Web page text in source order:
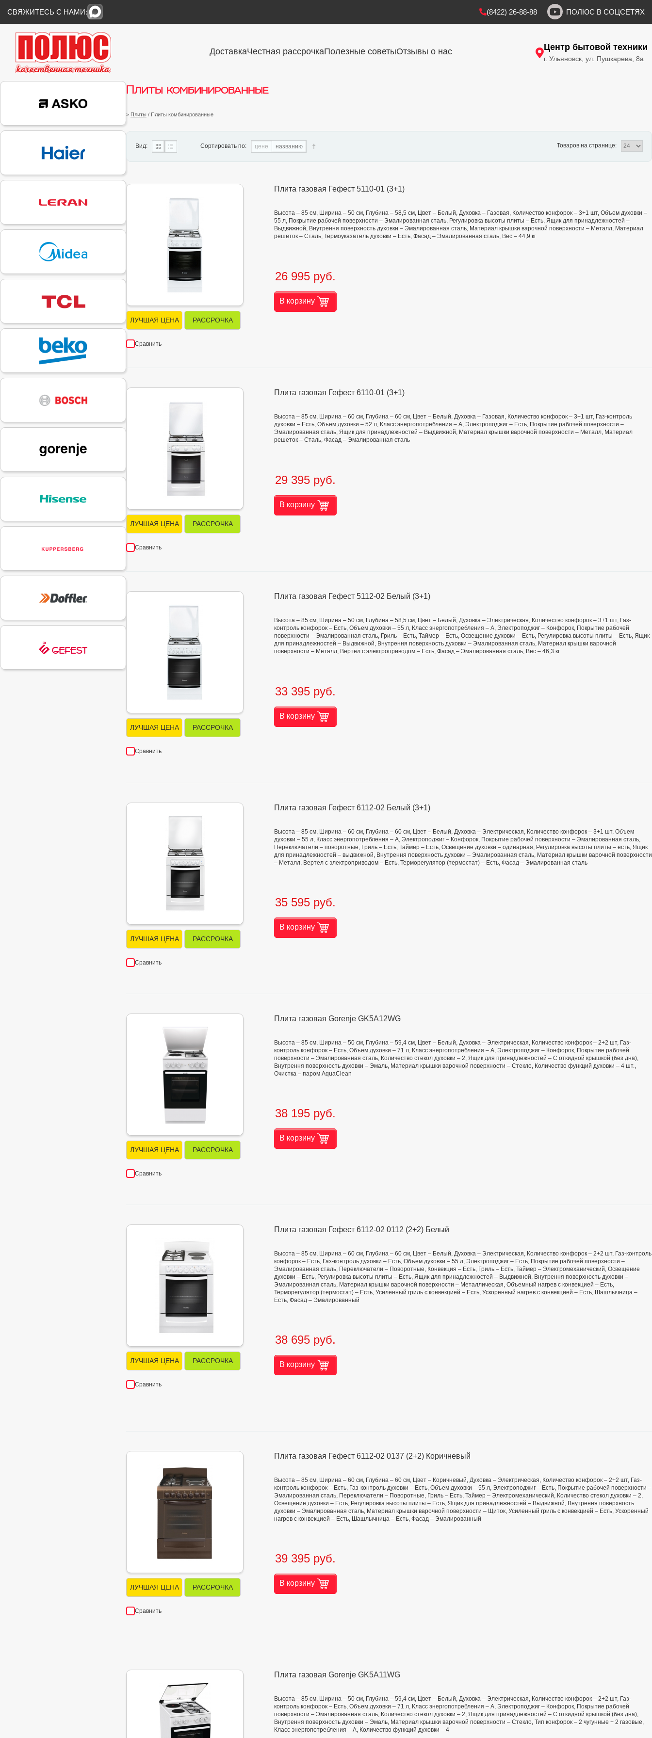
СВЯЖИТЕСЬ С НАМИ: (8422) 26-88-88 ПОЛЮС В СОЦСЕТЯХ
ДоставкаЧестная рассрочкаПолезные советыОтзывы о нас Центр бытовой техники
г. Ульяновск, ул. Пушкарева, 8а
Плиты комбинированные
> Плиты / Плиты комбинированные
Вид: Сортировать по: цене названию Товаров на странице:
ЛУЧШАЯ ЦЕНА РАССРОЧКА
Сравнить
Плита газовая Гефест 5110-01 (3+1)
Высота – 85 см, Ширина – 50 см, Глубина – 58,5 см, Цвет – Белый, Духовка – Газовая, Количество конфорок – 3+1 шт, Объем духовки –
55 л, Покрытие рабочей поверхности – Эмалированная сталь, Регулировка высоты плиты – Есть, Ящик для принадлежностей –
Выдвижной, Внутрення поверхность духовки – Эмалированная сталь, Материал крышки варочной поверхности – Металл, Материал
решеток – Сталь, Термоуказатель духовки – Есть, Фасад – Эмалированная сталь, Вес – 44,9 кг
26 995 руб.
В корзину
ЛУЧШАЯ ЦЕНА РАССРОЧКА
Сравнить
Плита газовая Гефест 6110-01 (3+1)
Высота – 85 см, Ширина – 60 см, Глубина – 60 см, Цвет – Белый, Духовка – Газовая, Количество конфорок – 3+1 шт, Газ-контроль
духовки – Есть, Объем духовки – 52 л, Класс энергопотребления – А, Электроподжиг – Есть, Покрытие рабочей поверхности –
Эмалированная сталь, Ящик для принадлежностей – Выдвижной, Материал крышки варочной поверхности – Металл, Материал
решеток – Сталь, Фасад – Эмалированная сталь
29 395 руб.
В корзину
ЛУЧШАЯ ЦЕНА РАССРОЧКА
Сравнить
Плита газовая Гефест 5112-02 Белый (3+1)
Высота – 85 см, Ширина – 50 см, Глубина – 58,5 см, Цвет – Белый, Духовка – Электрическая, Количество конфорок – 3+1 шт, Газ-
контроль конфорок – Есть, Объем духовки – 55 л, Класс энергопотребления – А, Электроподжиг – Конфорок, Покрытие рабочей
поверхности – Эмалированная сталь, Гриль – Есть, Таймер – Есть, Освещение духовки – Есть, Регулировка высоты плиты – Есть, Ящик
для принадлежностей – Выдвижной, Внутрення поверхность духовки – Эмалированная сталь, Материал крышки варочной
поверхности – Металл, Вертел с электроприводом – Есть, Фасад – Эмалированная сталь, Вес – 46,3 кг
33 395 руб.
В корзину
ЛУЧШАЯ ЦЕНА РАССРОЧКА
Сравнить
Плита газовая Гефест 6112-02 Белый (3+1)
Высота – 85 см, Ширина – 60 см, Глубина – 60 см, Цвет – Белый, Духовка – Электрическая, Количество конфорок – 3+1 шт, Объем
духовки – 55 л, Класс энергопотребления – А, Электроподжиг – Конфорок, Покрытие рабочей поверхности – Эмалированная сталь,
Переключатели – поворотные, Гриль – Есть, Таймер – Есть, Освещение духовки – одинарная, Регулировка высоты плиты – есть, Ящик
для принадлежностей – выдвижной, Внутрення поверхность духовки – Эмалированная сталь, Материал крышки варочной поверхности
– Металл, Вертел с электроприводом – Есть, Терморегулятор (термостат) – Есть, Фасад – Эмалированная сталь
35 595 руб.
В корзину
ЛУЧШАЯ ЦЕНА РАССРОЧКА
Сравнить
Плита газовая Gorenje GK5A12WG
Высота – 85 см, Ширина – 50 см, Глубина – 59,4 см, Цвет – Белый, Духовка – Электрическая, Количество конфорок – 2+2 шт, Газ-
контроль конфорок – Есть, Объем духовки – 71 л, Класс энергопотребления – А, Электроподжиг – Конфорок, Покрытие рабочей
поверхности – Эмалированная сталь, Количество стекол духовки – 2, Ящик для принадлежностей – С откидной крышкой (без дна),
Внутрення поверхность духовки – Эмаль, Материал крышки варочной поверхности – Стекло, Количество функций духовки – 4 шт.,
Очистка – паром AquaClean
38 195 руб.
В корзину
ЛУЧШАЯ ЦЕНА РАССРОЧКА
Сравнить
Плита газовая Гефест 6112-02 0112 (2+2) Белый
Высота – 85 см, Ширина – 60 см, Глубина – 60 см, Цвет – Белый, Духовка – Электрическая, Количество конфорок – 2+2 шт, Газ-контроль
конфорок – Есть, Газ-контроль духовки – Есть, Объем духовки – 55 л, Электроподжиг – Есть, Покрытие рабочей поверхности –
Эмалированная сталь, Переключатели – Поворотные, Конвекция – Есть, Гриль – Есть, Таймер – Электромеханический, Освещение
духовки – Есть, Регулировка высоты плиты – Есть, Ящик для принадлежностей – Выдвижной, Внутрення поверхность духовки –
Эмалированная сталь, Материал крышки варочной поверхности – Металлическая, Объемный нагрев с конвекцией – Есть,
Терморегулятор (термостат) – Есть, Усиленный гриль с конвекцией – Есть, Ускоренный нагрев с конвекцией – Есть, Шашлычница –
Есть, Фасад – Эмалированный
38 695 руб.
В корзину
ЛУЧШАЯ ЦЕНА РАССРОЧКА
Сравнить
Плита газовая Гефест 6112-02 0137 (2+2) Коричневый
Высота – 85 см, Ширина – 60 см, Глубина – 60 см, Цвет – Коричневый, Духовка – Электрическая, Количество конфорок – 2+2 шт, Газ-
контроль конфорок – Есть, Газ-контроль духовки – Есть, Объем духовки – 55 л, Электроподжиг – Есть, Покрытие рабочей поверхности –
Эмалированная сталь, Переключатели – Поворотные, Гриль – Есть, Таймер – Электромеханический, Количество стекол духовки – 2,
Освещение духовки – Есть, Регулировка высоты плиты – Есть, Ящик для принадлежностей – Выдвижной, Внутрення поверхность
духовки – Эмалированная сталь, Материал крышки варочной поверхности – Щиток, Усиленный гриль с конвекцией – Есть, Ускоренный
нагрев с конвекцией – Есть, Шашлычница – Есть, Фасад – Эмалированный
39 395 руб.
В корзину
Плита газовая Gorenje GK5A11WG
Высота – 85 см, Ширина – 50 см, Глубина – 59,4 см, Цвет – Белый, Духовка – Электрическая, Количество конфорок – 2+2 шт, Газ-
контроль конфорок – Есть, Объем духовки – 71 л, Класс энергопотребления – А, Электроподжиг – Конфорок, Покрытие рабочей
поверхности – Эмалированная сталь, Количество стекол духовки – 2, Ящик для принадлежностей – С откидной крышкой (без дна),
Внутрення поверхность духовки – Эмаль, Материал крышки варочной поверхности – Стекло, Тип конфорок – 2 чугунные + 2 газовые,
Класс энергопотребления – А, Количество функций духовки – 4